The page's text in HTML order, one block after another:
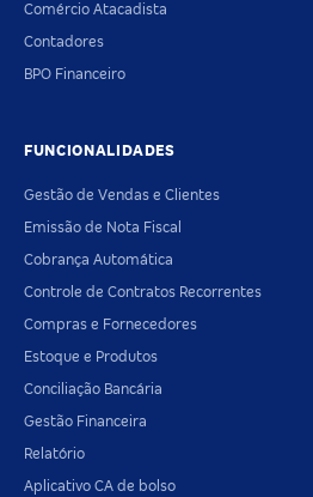
Comércio Atacadista
Contadores
BPO Financeiro
FUNCIONALIDADES
Gestão de Vendas e Clientes
Emissão de Nota Fiscal
Cobrança Automática
Controle de Contratos Recorrentes
Compras e Fornecedores
Estoque e Produtos
Conciliação Bancária
Gestão Financeira
Relatório
Aplicativo CA de bolso